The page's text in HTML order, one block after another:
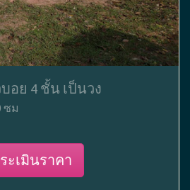
บอย 4 ชั้น เป็นวง
ซม
ะเมินราคา